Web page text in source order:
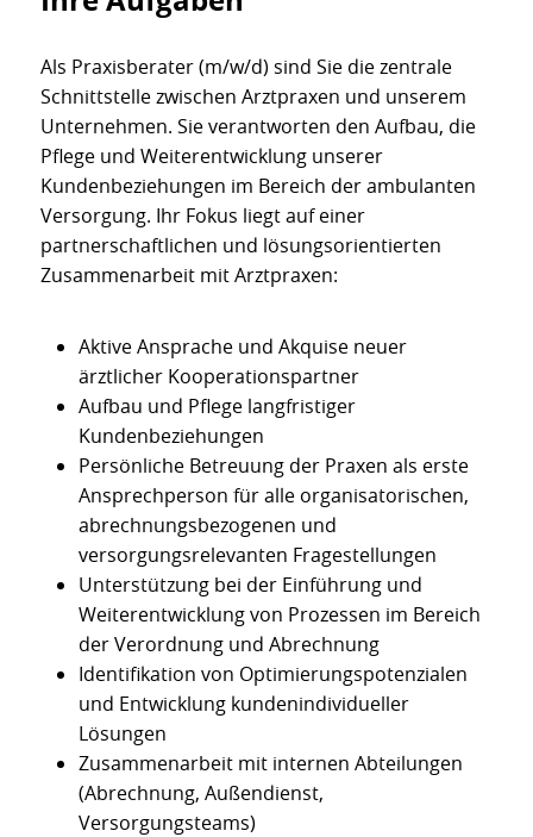
Als Praxisberater (m/w/d) sind Sie die zentrale
Schnittstelle zwischen Arztpraxen und unserem
Unternehmen. Sie verantworten den Aufbau, die
Pflege und Weiterentwicklung unserer
Kundenbeziehungen im Bereich der ambulanten
Versorgung. Ihr Fokus liegt auf einer
partnerschaftlichen und lösungsorientierten
Zusammenarbeit mit Arztpraxen:
Aktive Ansprache und Akquise neuer
ärztlicher Kooperationspartner
Aufbau und Pflege langfristiger
Kundenbeziehungen
Persönliche Betreuung der Praxen als erste
Ansprechperson für alle organisatorischen,
abrechnungsbezogenen und
versorgungsrelevanten Fragestellungen
Unterstützung bei der Einführung und
Weiterentwicklung von Prozessen im Bereich
der Verordnung und Abrechnung
Identifikation von Optimierungspotenzialen
und Entwicklung kundenindividueller
Lösungen
Zusammenarbeit mit internen Abteilungen
(Abrechnung, Außendienst,
Versorgungsteams)